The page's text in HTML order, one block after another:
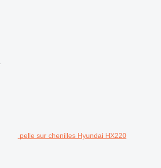
pelle sur chenilles Hyundai HX220